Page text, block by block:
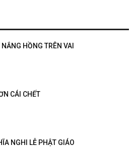
NẮNG HỒNG TRÊN VAI
CÁI CHẾT
NGHI LỄ PHẬT GIÁO